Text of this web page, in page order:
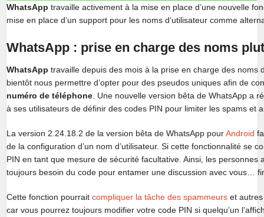
WhatsApp travaille activement à la mise en place d’une nouvelle
mise en place d’un support pour les noms d’utilisateur comme
WhatsApp : prise en charge des noms
WhatsApp travaille depuis des mois à la prise en charge des noms
bientôt nous permettre d’opter pour des pseudos uniques afin de
numéro de téléphone. Une nouvelle version bêta de WhatsApp a
à ses utilisateurs de définir des codes PIN pour limiter les spams et
La version 2.24.18.2 de la version bêta de WhatsApp pourAndroid
de la configuration d’un nom d’utilisateur. Si cette fonctionnalité se
PIN en tant que mesure de sécurité facultative. Ainsi, les personnes
toujours besoin du code pour entamer une discussion avec vous…
Cette fonction pourraitcompliquer la tâche des spammeurs et
car vous pourrez toujours modifier votre code PIN si quelqu’un